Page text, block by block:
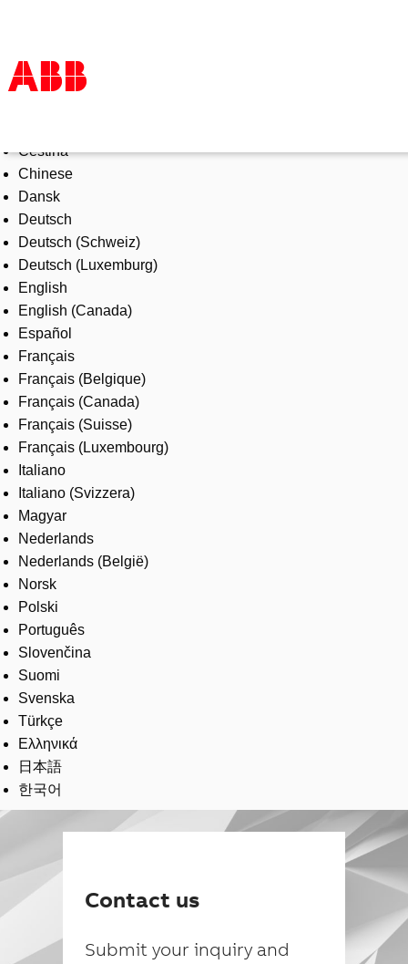
Products & Solutions
Industries
Services
About us
Where to buy
Contact us
Careers
Čeština
Chinese
Dansk
Deutsch
Deutsch (Schweiz)
Deutsch (Luxemburg)
English
English (Canada)
Español
Français
Français (Belgique)
Français (Canada)
Français (Suisse)
Français (Luxembourg)
Italiano
Italiano (Svizzera)
Magyar
Nederlands
Nederlands (België)
Norsk
Polski
Português
Slovenčina
Suomi
Svenska
Türkçe
Ελληνικά
日本語
한국어
Contact us
Submit your inquiry and